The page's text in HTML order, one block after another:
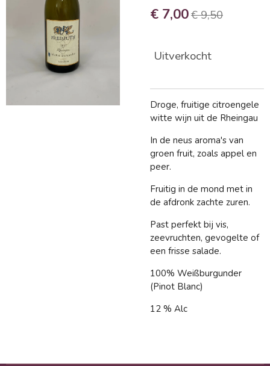
€ 7,00€ 9,50
Uitverkocht
Droge, fruitige citroengele
witte wijn uit de Rheingau
In de neus aroma's van
groen fruit, zoals appel en
peer.
Fruitig in de mond met in
de afdronk zachte zuren.
Past perfekt bij vis,
zeevruchten, gevogelte of
een frisse salade.
100% Weißburgunder
(Pinot Blanc)
12 % Alc